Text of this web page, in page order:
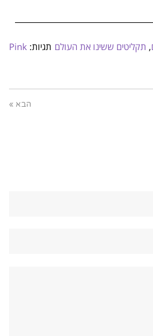
, תקליטים ששינו את העולם תגיות: Pink
הבא »